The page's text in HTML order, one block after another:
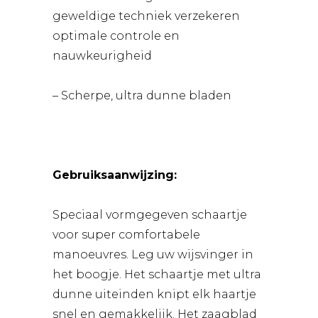
geweldige techniek verzekeren
optimale controle en
nauwkeurigheid
– Scherpe, ultra dunne bladen
Gebruiksaanwijzing:
Speciaal vormgegeven schaartje
voor super comfortabele
manoeuvres. Leg uw wijsvinger in
het boogje. Het schaartje met ultra
dunne uiteinden knipt elk haartje
snel en gemakkelijk. Het zaagblad